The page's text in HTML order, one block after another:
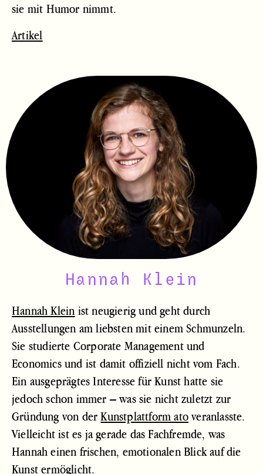
sie mit Humor nimmt.
Artikel
Hannah Klein
Hannah Kleinist neugierig und geht durch
Ausstellungen am liebsten mit einem Schmunzeln.
Sie studierte Corporate Management und
Economics und ist damit offiziell nicht vom Fach.
Ein ausgeprägtes Interesse für Kunst hatte sie
jedoch schon immer – was sie nicht zuletzt zur
Gründung von derKunstplattform atoveranlasste.
Vielleicht ist es ja gerade das Fachfremde, was
Hannah einen frischen, emotionalen Blick auf die
Kunst ermöglicht.